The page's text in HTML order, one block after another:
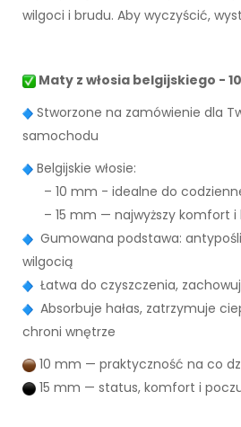
wilgoci i brudu. Aby wyczyścić,
Maty z włosia belgijskiego -
Stworzone na zamówienie dla
samochodu
Belgijskie włosie:
– 10 mm - idealne do
– 15 mm — najwyższy komfort i
Gumowana podstawa:
wilgocią
Łatwa do czyszczenia,
Absorbuje hałas, zatrzymuje
chroni wnętrze
10 mm — praktyczność na co
15 mm — status, komfort i